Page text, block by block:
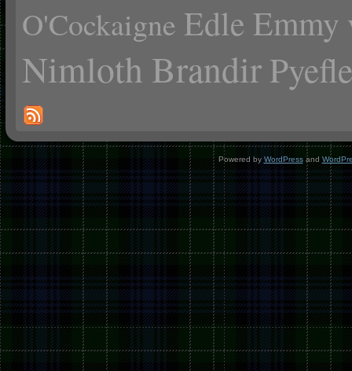
O'Cockaigne Edle Emmy
Nimloth Brandir
Powered by WordPressand